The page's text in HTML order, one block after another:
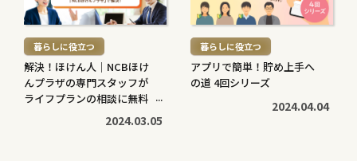
読
む
> 暮らしに役立つ
解決！ほけん人｜NCBほけ
んプラザの専門スタッフが
ライフプランの相談に無料
2024.03.05
読
む
> 暮らしに役立つ
アプリで簡単！貯め上手へ
の道 4回シリーズ
2024.04.04